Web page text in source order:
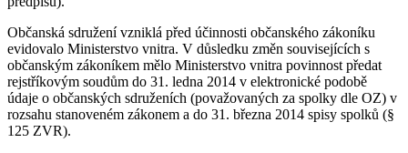
Občanská sdružení vzniklá před účinnosti občanského zákoníku
evidovalo Ministerstvo vnitra. V důsledku změn souvisejících s
občanským zákoníkem mělo Ministerstvo vnitra povinnost předat
rejstříkovým soudům do 31. ledna 2014 v elektronické podobě
údaje o občanských sdruženích (považovaných za spolky dle OZ) v
rozsahu stanoveném zákonem a do 31. března 2014 spisy spolků (§
125 ZVR).